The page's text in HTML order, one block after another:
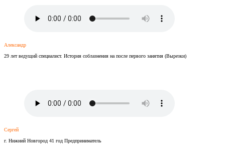
Александр
29 лет ведущий специалист. История соблазнения на после первого занятия (Вырезки)
Сергей
г. Нижний Новгород 41 год Предприниматель